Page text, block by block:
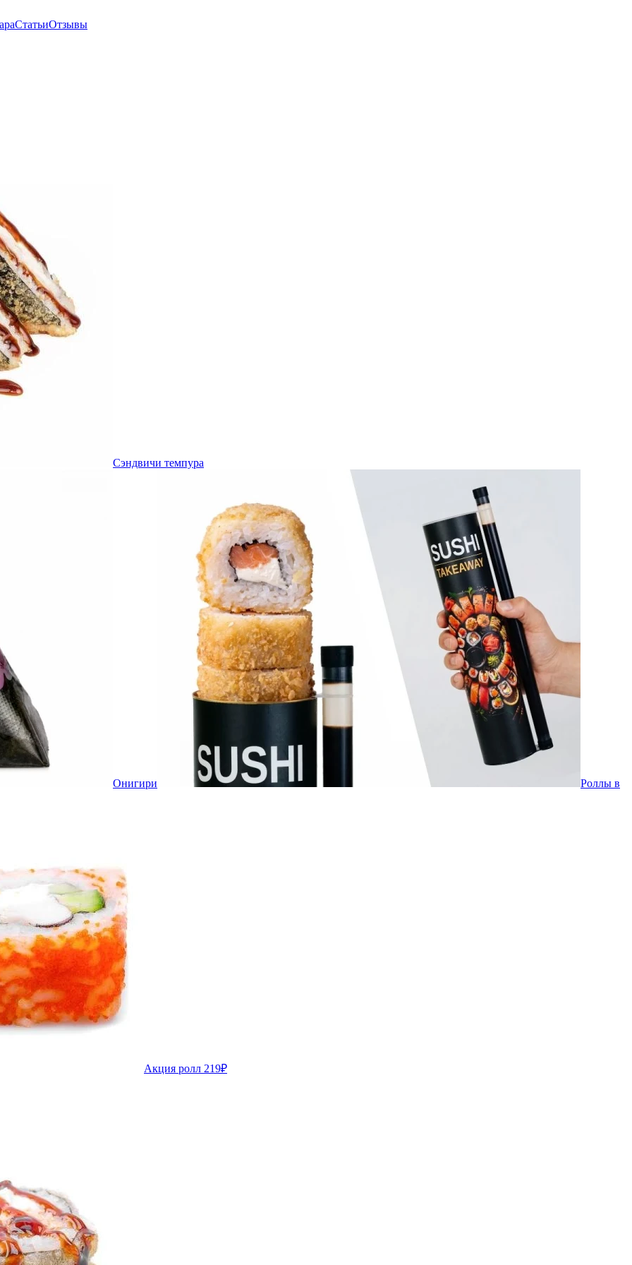
СтатьиОтзывы
Сэндвичи темпура
Онигири Роллы в
Акция ролл 219₽